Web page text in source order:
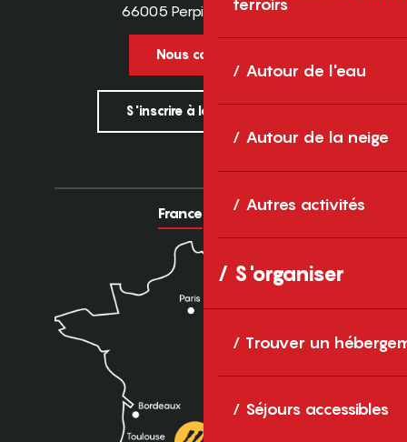
Autour de l'eau
Autour de la neige
Autres activités
S'organiser
Trouver un
Séjours accessibles
66005 Perpignan Cedex
Nous contacter
S'inscrire à la newsletter
France Europe